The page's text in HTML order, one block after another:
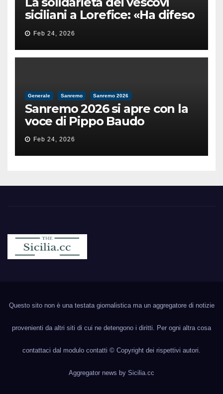
siciliani a Lorefice: «Ha difeso
il valore e la dignità
dell’umanità»
Feb 24, 2026
Generale Sanremo Sanremo 2026
Sanremo 2026 si apre con la
voce di Pippo Baudo
Feb 24, 2026
Questo sito non è una testata giornalistica ma un aggregatore di notizie
provenienti da altri siti di cui ne detengono i diritti. Per ogni altra cosa
contattaci dal modulo contatti © Copyright dei rispettivi autori.
Aggregator news by Sicilia.cc